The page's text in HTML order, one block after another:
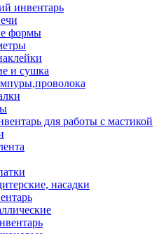
инвентарь
формы
и сушка
для работы с мастикой
насадки